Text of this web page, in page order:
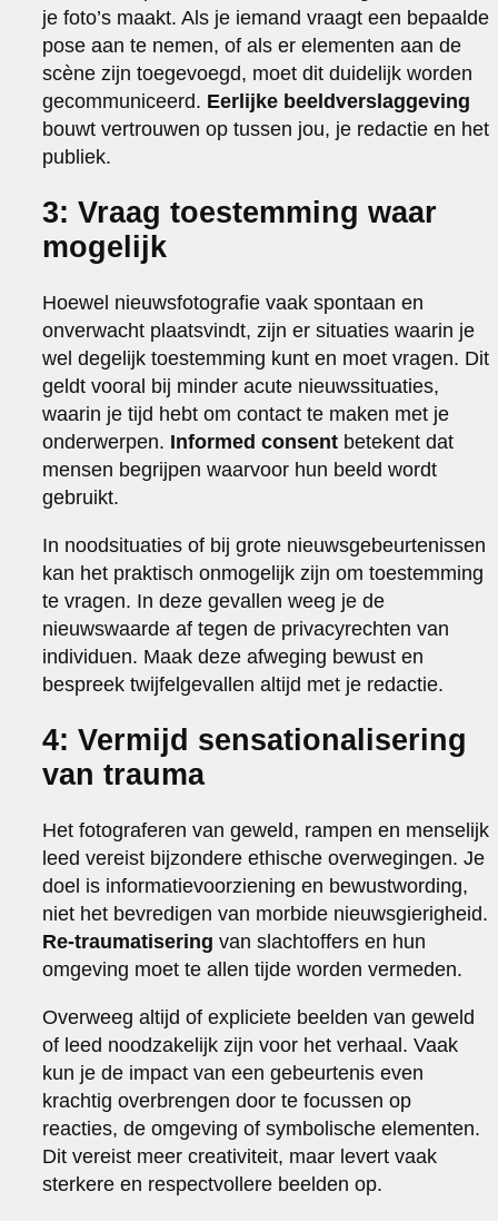
je foto’s maakt. Als je iemand vraagt een bepaalde
pose aan te nemen, of als er elementen aan de
scène zijn toegevoegd, moet dit duidelijk worden
gecommuniceerd. Eerlijke beeldverslaggeving
bouwt vertrouwen op tussen jou, je redactie en het
publiek.
3: Vraag toestemming waar
mogelijk
Hoewel nieuwsfotografie vaak spontaan en
onverwacht plaatsvindt, zijn er situaties waarin je
wel degelijk toestemming kunt en moet vragen. Dit
geldt vooral bij minder acute nieuwssituaties,
waarin je tijd hebt om contact te maken met je
onderwerpen. Informed consent betekent dat
mensen begrijpen waarvoor hun beeld wordt
gebruikt.
In noodsituaties of bij grote nieuwsgebeurtenissen
kan het praktisch onmogelijk zijn om toestemming
te vragen. In deze gevallen weeg je de
nieuwswaarde af tegen de privacyrechten van
individuen. Maak deze afweging bewust en
bespreek twijfelgevallen altijd met je redactie.
4: Vermijd sensationalisering
van trauma
Het fotograferen van geweld, rampen en menselijk
leed vereist bijzondere ethische overwegingen. Je
doel is informatievoorziening en bewustwording,
niet het bevredigen van morbide nieuwsgierigheid.
Re-traumatisering van slachtoffers en hun
omgeving moet te allen tijde worden vermeden.
Overweeg altijd of expliciete beelden van geweld
of leed noodzakelijk zijn voor het verhaal. Vaak
kun je de impact van een gebeurtenis even
krachtig overbrengen door te focussen op
reacties, de omgeving of symbolische elementen.
Dit vereist meer creativiteit, maar levert vaak
sterkere en respectvollere beelden op.